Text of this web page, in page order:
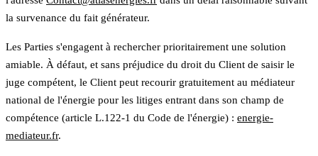
la survenance du fait générateur.
Les Parties s'engagent à rechercher prioritairement une solution
amiable. À défaut, et sans préjudice du droit du Client de saisir le
juge compétent, le Client peut recourir gratuitement au médiateur
national de l'énergie pour les litiges entrant dans son champ de
compétence (article L.122-1 du Code de l'énergie) : energie-
mediateur.fr.